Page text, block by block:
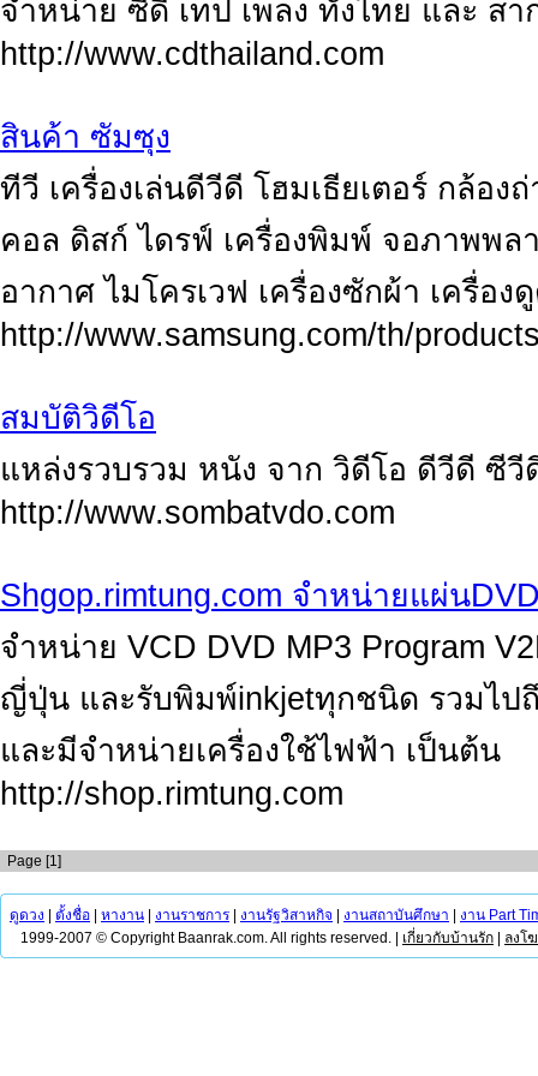
จำหน่าย ซีดี เทป เพลง ทั้งไทย และ
http://www.cdthailand.com
สินค้า ซัมซุง
ทีวี เครื่องเล่นดีวีดี โฮมเธียเตอร์ กล้อ
คอล ดิสก์ ไดรฟ์ เครื่องพิมพ์ จอภาพพล
อากาศ ไมโครเวฟ เครื่องซักผ้า เครื่อ
http://www.samsung.com/th/
สมบัติวิดีโอ
แหล่งรวบรวม หนัง จาก วิดีโอ ดีวีดี ซีวี
http://www.sombatvdo.com
Shgop.rimtung.com จำหน่ายแผ่น
จำหน่าย VCD DVD MP3 Program
ญี่ปุ่น และรับพิมพ์inkjetทุกชนิด รวมไป
และมีจำหน่ายเครื่องใช้ไฟฟ้า เป็นต้น
http://shop.rimtung.com
Page [1]
ดูดวง ตั้งชื่อ หางาน งานราชการ งานรัฐวิสาหกิจ งานสถาบันศึกษา
งาน Part
1999-2007 © Copyright Baanrak.com. All rights reserved. | เกี่ยวกับบ้านรัก ลงโ